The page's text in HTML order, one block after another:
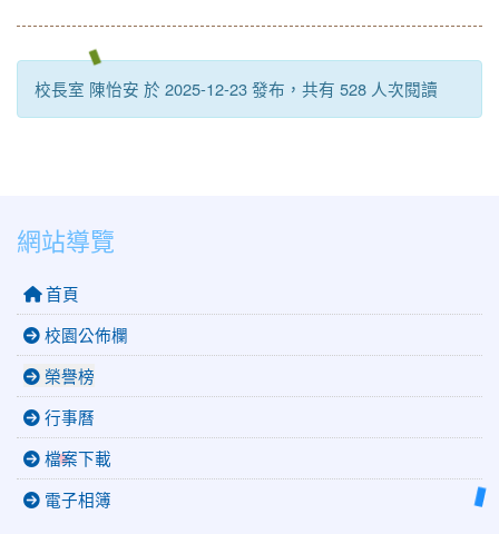
校長室 陳怡安 於 2025-12-23 發布，共有 528 人次閱讀
網站導覽
首頁
校園公佈欄
榮譽榜
行事曆
檔案下載
電子相簿